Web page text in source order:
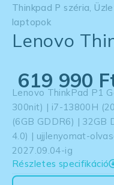
Thinkpad P széria,
laptopok
Lenovo
619 990
Lenovo ThinkPad P1
300nit) | i7-13800H
(6GB GDDR6) | 32GB
4.0) | ujjlenyomat-
2027.09.04-ig
Részletes specifikáció